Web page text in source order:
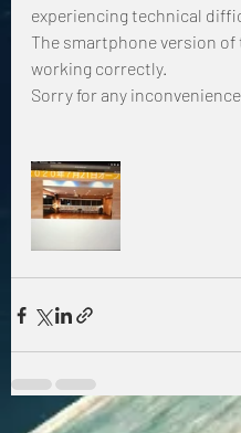
experiencing technical
The smartphone version of
working correctly.
Sorry for any